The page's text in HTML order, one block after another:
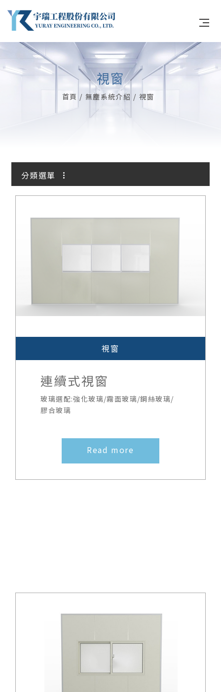
關於宇瑞
工程實績
聯絡我們
視窗
首頁 無塵系統介紹 視窗
分類選單
鋁料與配件
視窗
連續式視窗
玻璃選配:強化玻璃/霧面玻璃/鋼絲玻璃/
膠合玻璃
Read more